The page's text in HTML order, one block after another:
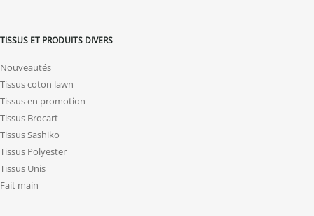
TISSUS ET PRODUITS DIVERS
Nouveautés
Tissus coton lawn
Tissus en promotion
Tissus Brocart
Tissus Sashiko
Tissus Polyester
Tissus Unis
Fait main